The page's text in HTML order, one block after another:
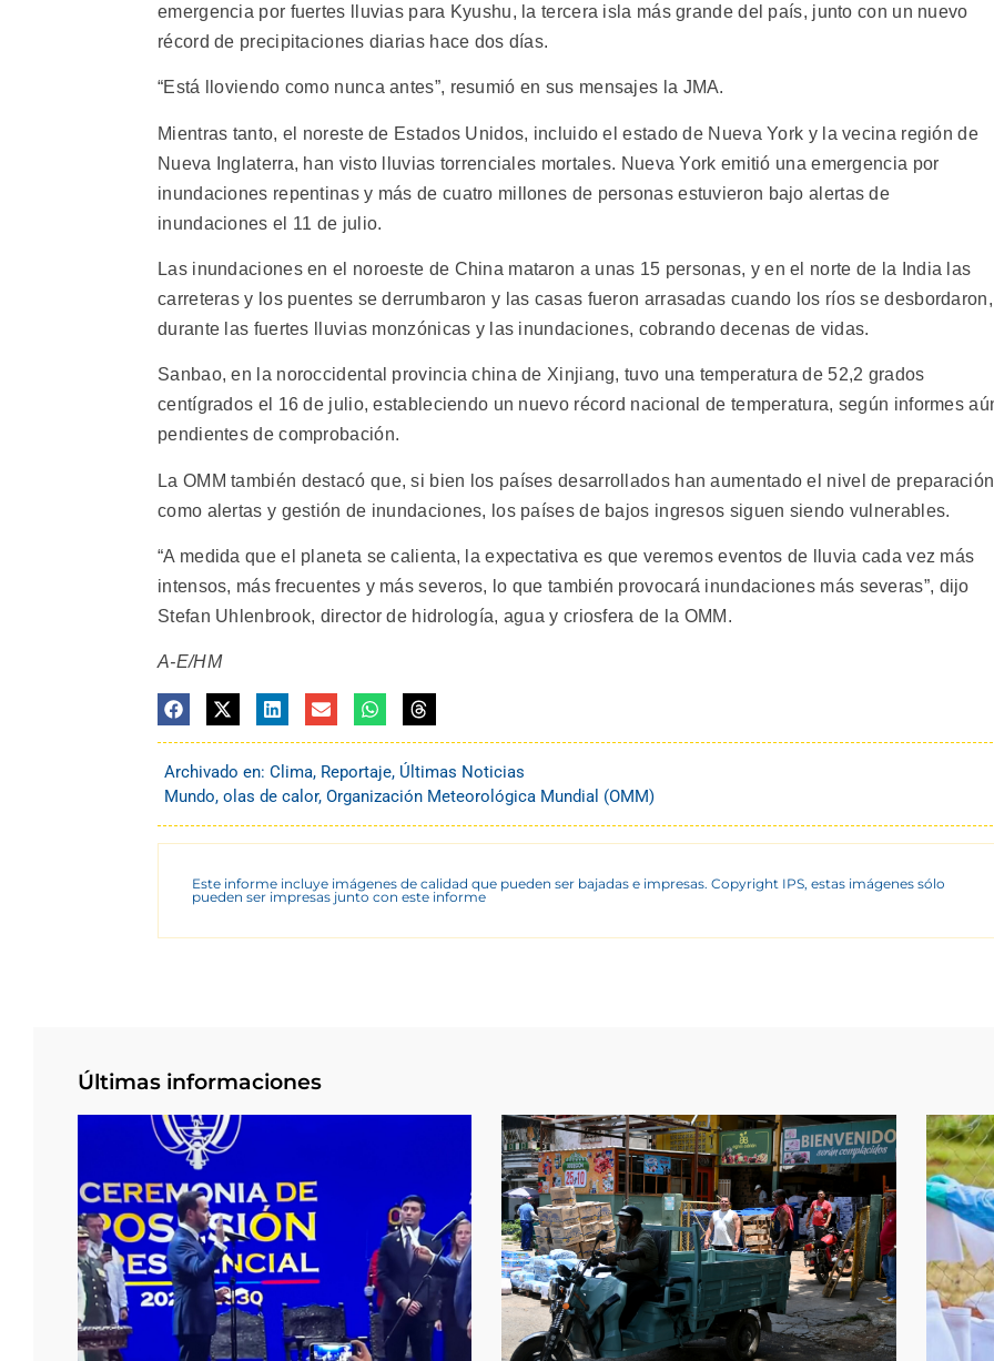
emergencia por fuertes lluvias para Kyushu, la tercera isla más grande del país, junto con un nuevo
récord de precipitaciones diarias hace dos días.
“Está lloviendo como nunca antes”, resumió en sus mensajes la JMA.
Mientras tanto, el noreste de Estados Unidos, incluido el estado de Nueva York y la vecina región de
Nueva Inglaterra, han visto lluvias torrenciales mortales. Nueva York emitió una emergencia por
inundaciones repentinas y más de cuatro millones de personas estuvieron bajo alertas de
inundaciones el 11 de julio.
Las inundaciones en el noroeste de China mataron a unas 15 personas, y en el norte de la India las
carreteras y los puentes se derrumbaron y las casas fueron arrasadas cuando los ríos se desbordaron,
durante las fuertes lluvias monzónicas y las inundaciones, cobrando decenas de vidas.
Sanbao, en la noroccidental provincia china de Xinjiang, tuvo una temperatura de 52,2 grados
centígrados el 16 de julio, estableciendo un nuevo récord nacional de temperatura, según informes
pendientes de comprobación.
La OMM también destacó que, si bien los países desarrollados han aumentado el nivel de
como alertas y gestión de inundaciones, los países de bajos ingresos siguen siendo vulnerables.
“A medida que el planeta se calienta, la expectativa es que veremos eventos de lluvia cada vez más
intensos, más frecuentes y más severos, lo que también provocará inundaciones más severas”, dijo
Stefan Uhlenbrook, director de hidrología, agua y criosfera de la OMM.
A-E/HM
Archivado en: Clima, Reportaje, Últimas Noticias
Mundo, olas de calor, Organización Meteorológica Mundial (OMM)
Este informe incluye imágenes de calidad que pueden ser bajadas e impresas. Copyright IPS, estas imágenes sólo
pueden ser impresas junto con este informe
Últimas informaciones